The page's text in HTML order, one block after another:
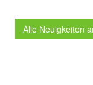
Alle Neuigkeiten